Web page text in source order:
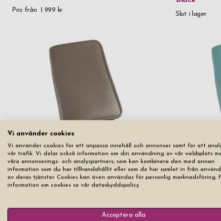
Det blir
Pris från 1 999 kr
Slut i lager
Manikyrset Dam Erbe Solingen Pocket
Taupe
Pris från 599 kr
Manikyrset
Ocean Blue
Vi använder cookies
Vi använder cookies för att anpassa innehåll och annonser samt för att
vår trafik. Vi delar också information om din användning av vår webbplats
våra annonserings- och analyspartners, som kan kombinera den med annan
information som du har tillhandahållit eller som de har samlat in från
av deras tjänster. Cookies kan även användas för personlig marknadsföring.
information om cookies se vår dataskyddspolicy.
Acceptera alla